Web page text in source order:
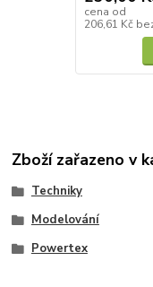
cena od
206,61 Kč
Zboží zařazeno v
Techniky
Modelování
Powertex